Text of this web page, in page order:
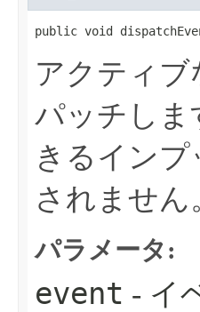
public void
アクティ
パッチしま
きるイン
されません
パラメータ:
event - イ